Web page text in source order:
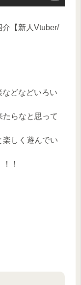
介【新人Vtuber/
どなどいろい
らなと思って
楽しく遊んでい
！